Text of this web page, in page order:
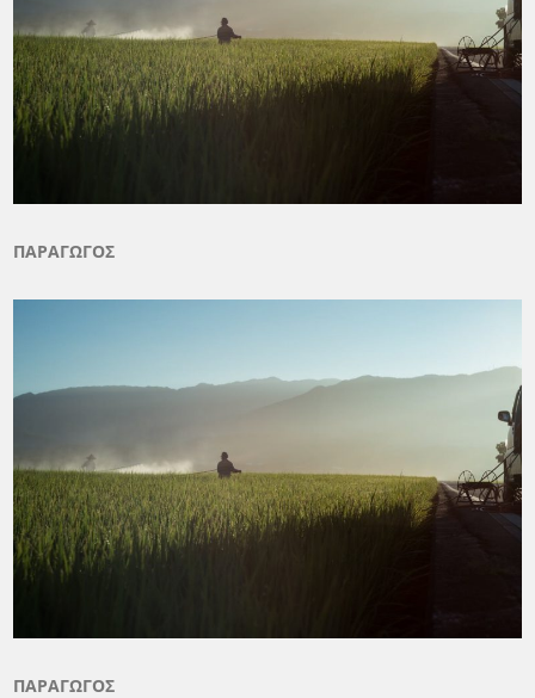
ΠΑΡΑΓΩΓΟΣ
ΠΑΡΑΓΩΓΟΣ